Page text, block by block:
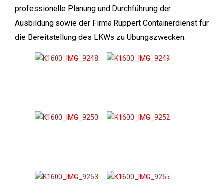
professionelle Planung und Durchführung der
Ausbildung sowie der Firma Ruppert Containerdienst für
die Bereitstellung des LKWs zu Übungszwecken.